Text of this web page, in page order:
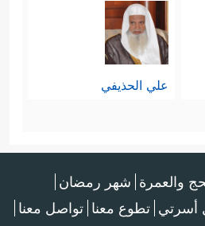
علي الحذيفي
والعمرة شهر رمضان
أسرتي تطوع معنا تواصل معنا